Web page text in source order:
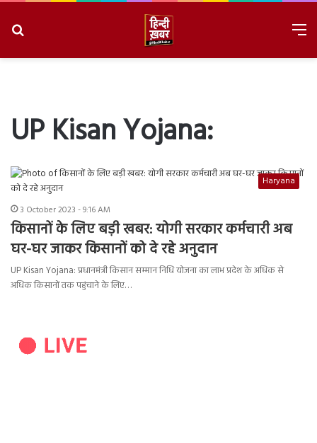
UP Kisan Yojana:
Haryana
3 October 2023 - 9:16 AM
किसानों के लिए बड़ी खबर: योगी सरकार कर्मचारी अब
घर-घर जाकर किसानों को दे रहे अनुदान
UP Kisan Yojana: प्रधानमंत्री किसान सम्मान निधि योजना का लाभ प्रदेश के अधिक से
अधिक किसानों तक पहुंचाने के लिए…